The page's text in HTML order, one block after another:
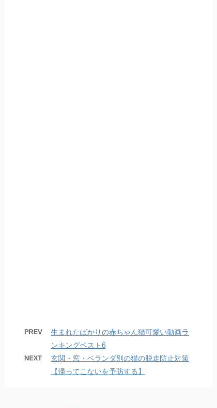
PREV
生まれたばかりの赤ちゃん猫可愛い動画ラ
ンキングベスト6
NEXT
玄関・窓・ベランダ別の猫の脱走防止対策
【帰ってこないを予防する】